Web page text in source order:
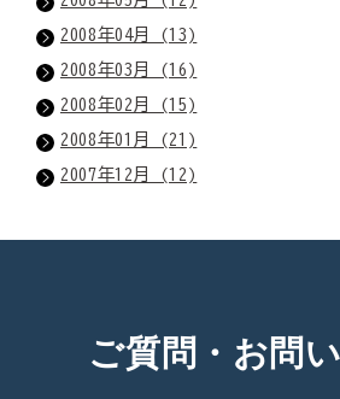
2008年04月 (13)
2008年03月 (16)
2008年02月 (15)
2008年01月 (21)
2007年12月 (12)
ご質問・お問